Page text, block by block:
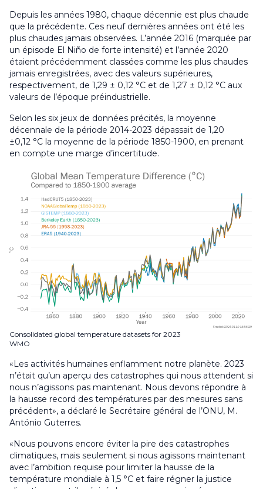
Depuis les années 1980, chaque décennie est plus chaude
que la précédente. Ces neuf dernières années ont été les
plus chaudes jamais observées. L’année 2016 (marquée par
un épisode El Niño de forte intensité) et l’année 2020
étaient précédemment classées comme les plus chaudes
jamais enregistrées, avec des valeurs supérieures,
respectivement, de 1,29 ± 0,12 °C et de 1,27 ± 0,12 °C aux
valeurs de l’époque préindustrielle.
Selon les six jeux de données précités, la moyenne
décennale de la période 2014-2023 dépassait de 1,20
±0,12 °C la moyenne de la période 1850-1900, en prenant
en compte une marge d’incertitude.
Consolidated global temperature datasets for 2023
WMO
«Les activités humaines enflamment notre planète. 2023
n’était qu’un aperçu des catastrophes qui nous attendent si
nous n’agissons pas maintenant. Nous devons répondre à
la hausse record des températures par des mesures sans
précédent», a déclaré le Secrétaire général de l’ONU, M.
António Guterres.
«Nous pouvons encore éviter la pire des catastrophes
climatiques, mais seulement si nous agissons maintenant
avec l’ambition requise pour limiter la hausse de la
température mondiale à 1,5 °C et faire régner la justice